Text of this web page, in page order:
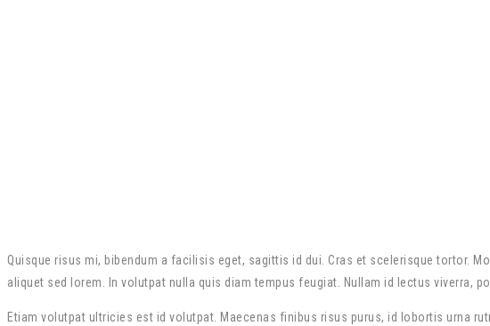
Quisque risus mi, bibendum a facilisis eget, sagittis id dui. Cras et scelerisque tortor.
aliquet sed lorem. In volutpat nulla quis diam tempus feugiat. Nullam id lectus
Etiam volutpat ultricies est id volutpat. Maecenas finibus risus purus, id lobortis urna